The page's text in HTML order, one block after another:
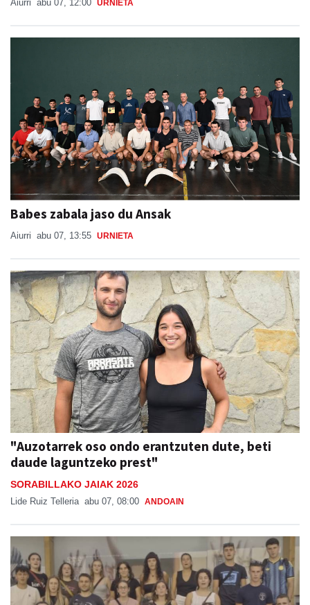
Aiurri abu 07, 12:00 URNIETA
Babes zabala jaso du Ansak
Aiurri abu 07, 13:55 URNIETA
"Auzotarrek oso ondo erantzuten dute, beti
daude laguntzeko prest"
SORABILLAKO JAIAK 2026
Lide Ruiz Telleria abu 07, 08:00 ANDOAIN